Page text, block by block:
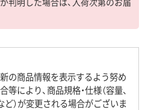
の商品情報を表示するよう努め
により、商品規格・仕様（容量、
ど）が変更される場合がございま